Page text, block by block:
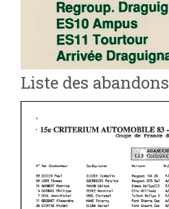
Liste des abandons